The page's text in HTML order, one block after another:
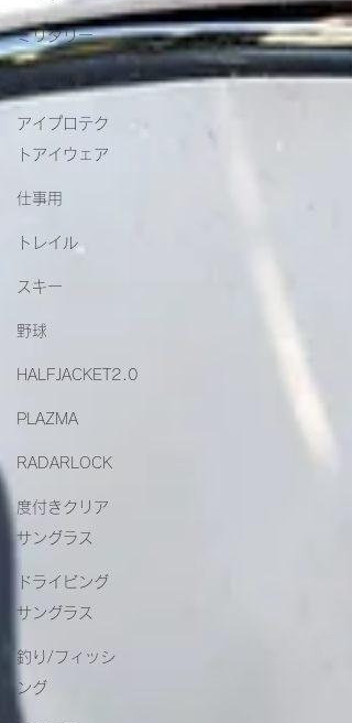
ミリタリー
アイプロテク
トアイウェア
仕事用
トレイル
スキー
野球
HALFJACKET2.0
PLAZMA
RADARLOCK
度付きクリア
サングラス
ドライビング
サングラス
釣り/フィッシ
ング